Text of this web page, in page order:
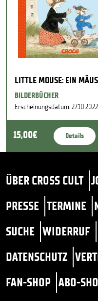
LITTLE MOUSE: EIN
BILDERBÜCHER
Erscheinungsdatum: 27.10.2022
15,00€ Details
ÜBER CROSS CULT
PRESSE TERMINE
SUCHE WIDERRUF
DATENSCHUTZ
FAN-SHOP ABO-